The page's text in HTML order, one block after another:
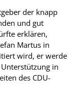
der knapp
und gut
erklären,
Martus in
wird, er werde
in
des CDU-